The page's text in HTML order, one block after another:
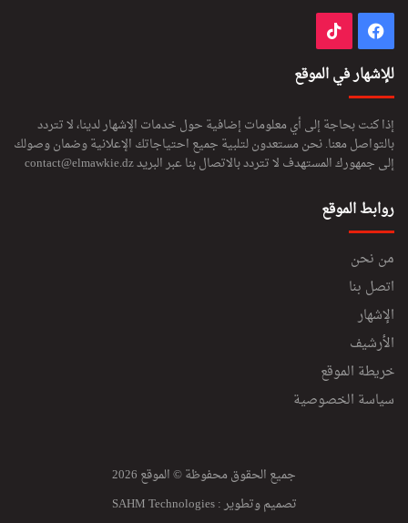
فيسبوك
للإشهار في الموقع
إذا كنت بحاجة إلى أي معلومات إضافية حول خدمات الإشهار لدينا، لا تتردد
بالتواصل معنا. نحن مستعدون لتلبية جميع احتياجاتك الإعلانية وضمان وصولك
إلى جمهورك المستهدف لا تتردد بالاتصال بنا عبر البريدcontact@elmawkie.dz
روابط الموقع
من نحن
اتصل بنا
الإشهار
الأرشيف
خريطة الموقع
سياسة الخصوصية
جميع الحقوق محفوظة © الموقع 2026
تصميم وتطوير :SAHM Technologies